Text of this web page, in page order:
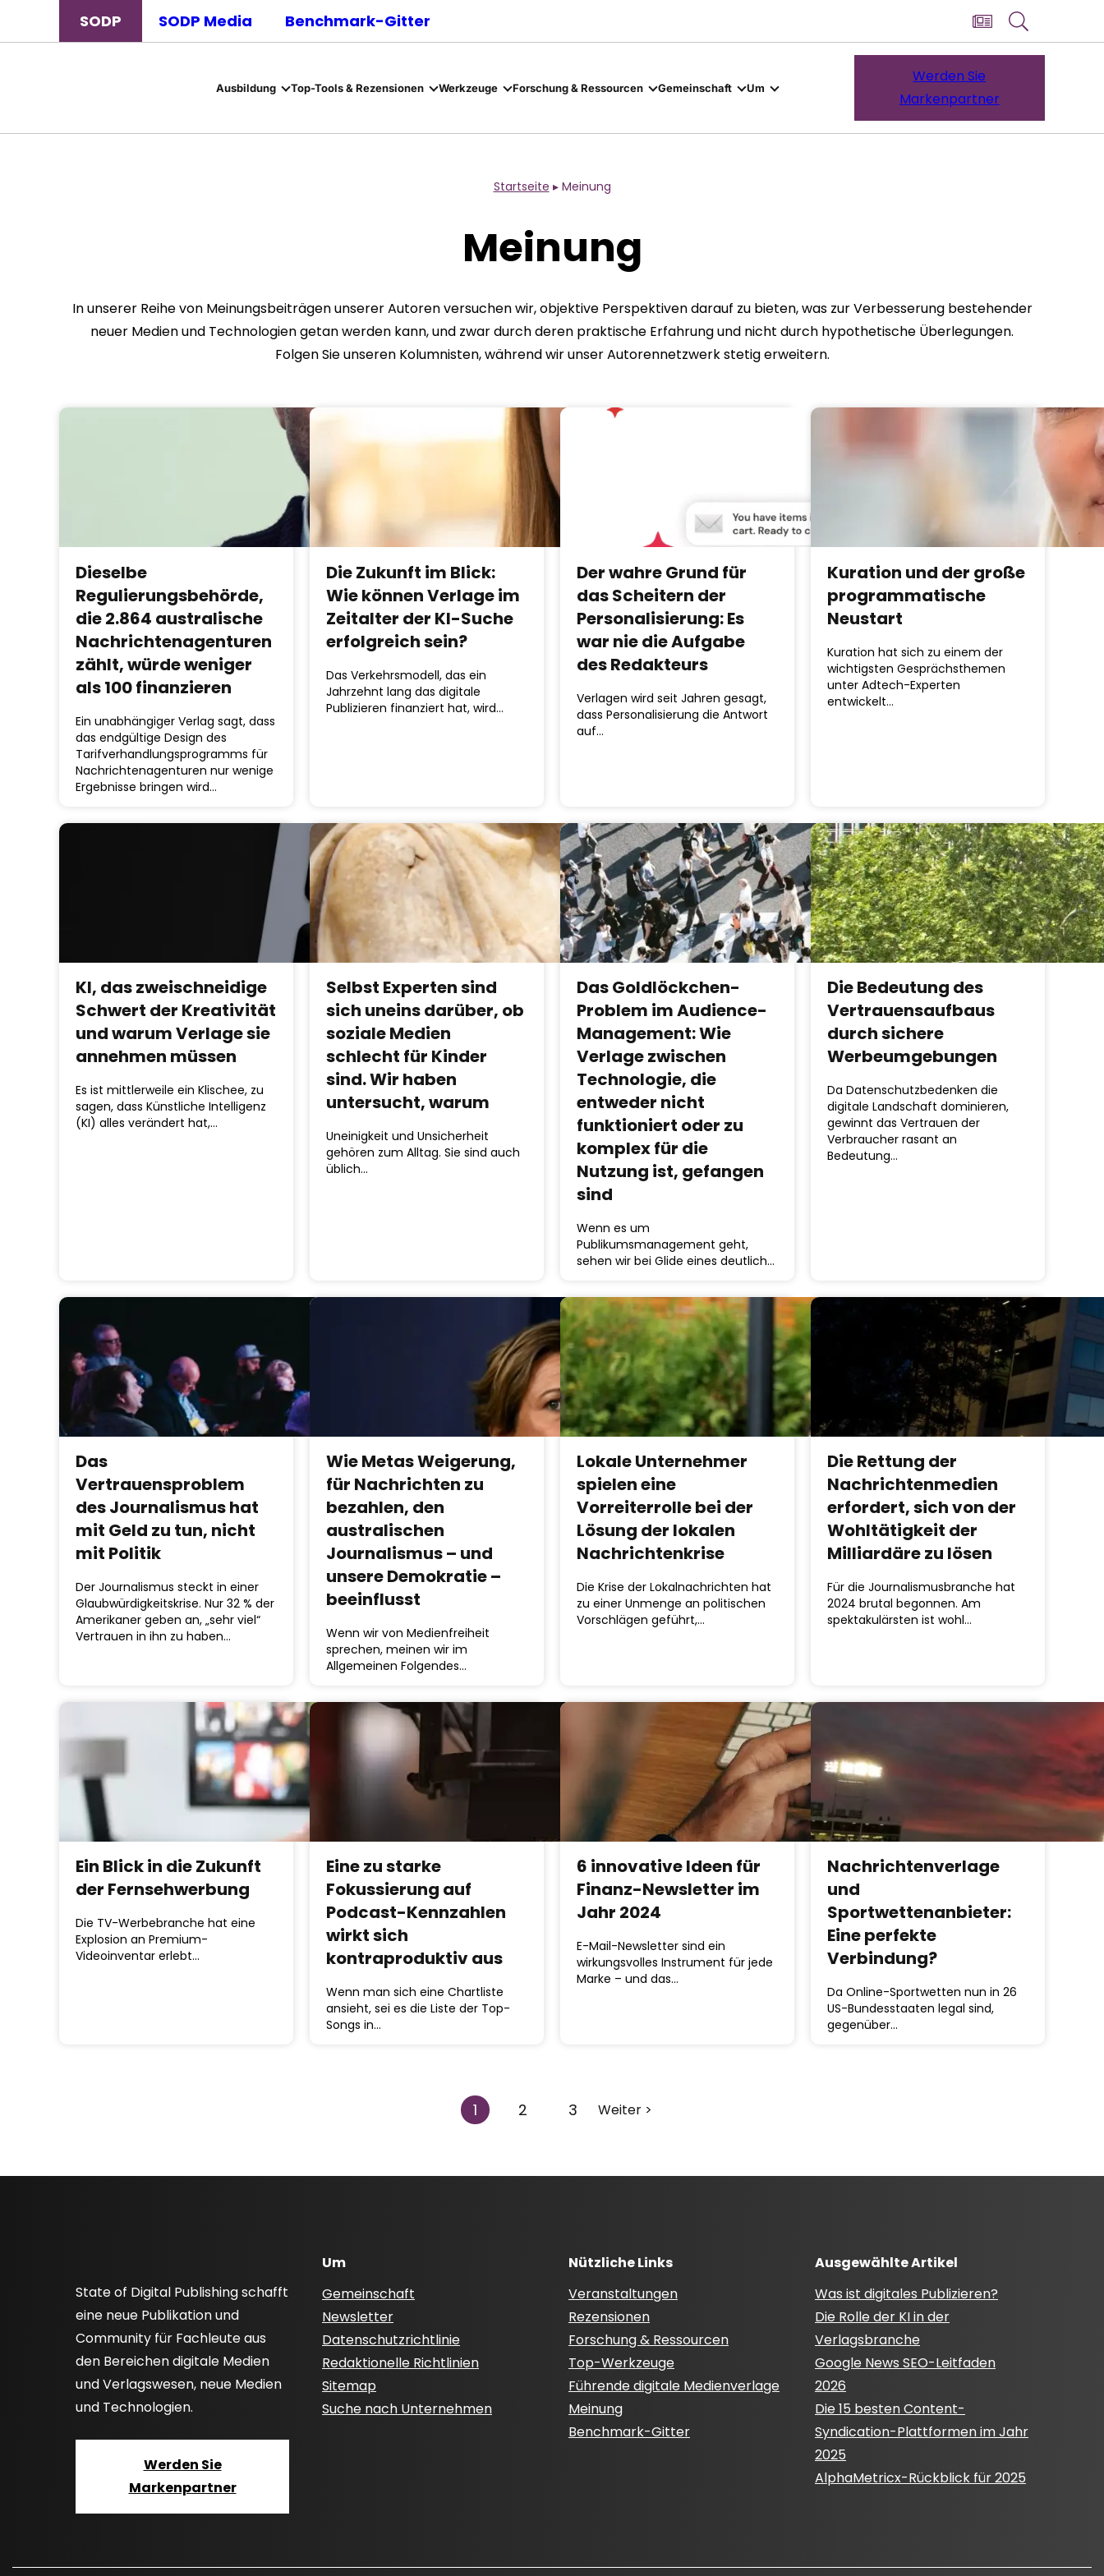
SODP SODP Media Benchmark-Gitter
Ausbildung Top-Tools & Rezensionen Werkzeuge Forschung & Ressourcen Gemeinschaft Um
Werden Sie
Markenpartner
Startseite ▸ Meinung
Meinung
In unserer Reihe von Meinungsbeiträgen unserer Autoren versuchen wir, objektive Perspektiven darauf zu bieten, was zur Verbesserung bestehender
neuer Medien und Technologien getan werden kann, und zwar durch deren praktische Erfahrung und nicht durch hypothetische Überlegungen.
Folgen Sie unseren Kolumnisten, während wir unser Autorennetzwerk stetig erweitern.
Dieselbe
Regulierungsbehörde,
die 2.864 australische
Nachrichtenagenturen
zählt, würde weniger
als 100 finanzieren
Ein unabhängiger Verlag sagt, dass
das endgültige Design des
Tarifverhandlungsprogramms für
Nachrichtenagenturen nur wenige
Ergebnisse bringen wird…
Die Zukunft im Blick:
Wie können Verlage im
Zeitalter der KI-Suche
erfolgreich sein?
Das Verkehrsmodell, das ein
Jahrzehnt lang das digitale
Publizieren finanziert hat, wird…
Der wahre Grund für
das Scheitern der
Personalisierung: Es
war nie die Aufgabe
des Redakteurs
Verlagen wird seit Jahren gesagt,
dass Personalisierung die Antwort
auf…
Kuration und der große
programmatische
Neustart
Kuration hat sich zu einem der
wichtigsten Gesprächsthemen
unter Adtech-Experten
entwickelt…
KI, das zweischneidige
Schwert der Kreativität
und warum Verlage sie
annehmen müssen
Es ist mittlerweile ein Klischee, zu
sagen, dass Künstliche Intelligenz
(KI) alles verändert hat,…
Selbst Experten sind
sich uneins darüber, ob
soziale Medien
schlecht für Kinder
sind. Wir haben
untersucht, warum
Uneinigkeit und Unsicherheit
gehören zum Alltag. Sie sind auch
üblich…
Das Goldlöckchen-
Problem im Audience-
Management: Wie
Verlage zwischen
Technologie, die
entweder nicht
funktioniert oder zu
komplex für die
Nutzung ist, gefangen
sind
Wenn es um
Publikumsmanagement geht,
sehen wir bei Glide eines deutlich…
Die Bedeutung des
Vertrauensaufbaus
durch sichere
Werbeumgebungen
Da Datenschutzbedenken die
digitale Landschaft dominieren,
gewinnt das Vertrauen der
Verbraucher rasant an
Bedeutung…
Das
Vertrauensproblem
des Journalismus hat
mit Geld zu tun, nicht
mit Politik
Der Journalismus steckt in einer
Glaubwürdigkeitskrise. Nur 32 % der
Amerikaner geben an, „sehr viel“
Vertrauen in ihn zu haben…
Wie Metas Weigerung,
für Nachrichten zu
bezahlen, den
australischen
Journalismus – und
unsere Demokratie –
beeinflusst
Wenn wir von Medienfreiheit
sprechen, meinen wir im
Allgemeinen Folgendes…
Lokale Unternehmer
spielen eine
Vorreiterrolle bei der
Lösung der lokalen
Nachrichtenkrise
Die Krise der Lokalnachrichten hat
zu einer Unmenge an politischen
Vorschlägen geführt,…
Die Rettung der
Nachrichtenmedien
erfordert, sich von der
Wohltätigkeit der
Milliardäre zu lösen
Für die Journalismusbranche hat
2024 brutal begonnen. Am
spektakulärsten ist wohl…
Ein Blick in die Zukunft
der Fernsehwerbung
Die TV-Werbebranche hat eine
Explosion an Premium-
Videoinventar erlebt…
Eine zu starke
Fokussierung auf
Podcast-Kennzahlen
wirkt sich
kontraproduktiv aus
Wenn man sich eine Chartliste
ansieht, sei es die Liste der Top-
Songs in…
6 innovative Ideen für
Finanz-Newsletter im
Jahr 2024
E-Mail-Newsletter sind ein
wirkungsvolles Instrument für jede
Marke – und das…
Nachrichtenverlage
und
Sportwettenanbieter:
Eine perfekte
Verbindung?
Da Online-Sportwetten nun in 26
US-Bundesstaaten legal sind,
gegenüber…
1 2 3 Weiter >
State of Digital Publishing schafft
eine neue Publikation und
Community für Fachleute aus
den Bereichen digitale Medien
und Verlagswesen, neue Medien
und Technologien.
Werden Sie
Markenpartner
Um
Gemeinschaft
Newsletter
Datenschutzrichtlinie
Redaktionelle Richtlinien
Sitemap
Suche nach Unternehmen
Nützliche Links
Veranstaltungen
Rezensionen
Forschung & Ressourcen
Top-Werkzeuge
Führende digitale Medienverlage
Meinung
Benchmark-Gitter
Ausgewählte Artikel
Was ist digitales Publizieren?
Die Rolle der KI in der
Verlagsbranche
Google News SEO-Leitfaden
2026
Die 15 besten Content-
Syndication-Plattformen im Jahr
2025
AlphaMetricx-Rückblick für 2025